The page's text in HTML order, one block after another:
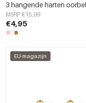
MSRP €15,99
€4,95
EU-magazijn